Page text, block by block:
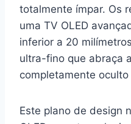
totalmente ímpar. Os
uma TV OLED
inferior a 20
ultra-fino que abraça
completamente
Este plano de design